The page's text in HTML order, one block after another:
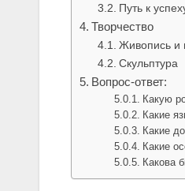
Путь к
Творчество
Живопись и
Скульптура
Вопрос-ответ:
Какую
Какие
Какие
Какие
Какова